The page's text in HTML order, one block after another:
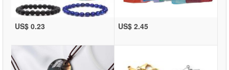
US$ 0.23 US$ 2.45